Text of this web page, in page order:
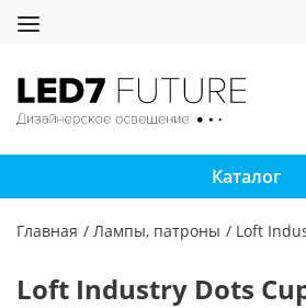
Toggle
Каталог
Главная Лампы, патроны Loft
Loft Industry Dots